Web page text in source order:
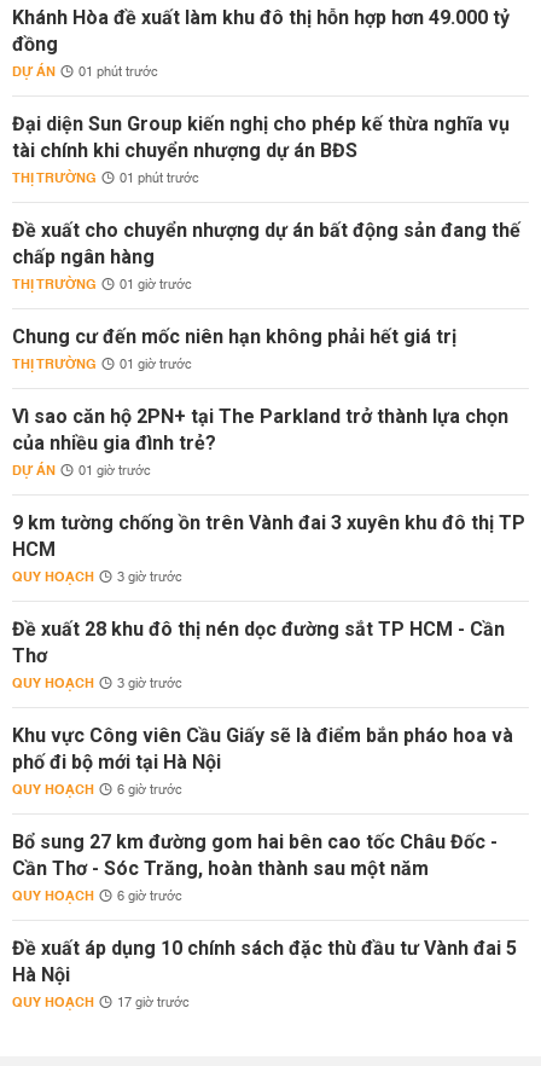
Khánh Hòa đề xuất làm khu đô thị hỗn hợp hơn 49.000 tỷ
đồng
DỰ ÁN 01 phút trước
Đại diện Sun Group kiến nghị cho phép kế thừa nghĩa vụ
tài chính khi chuyển nhượng dự án BĐS
THỊ TRƯỜNG 01 phút trước
Đề xuất cho chuyển nhượng dự án bất động sản đang thế
chấp ngân hàng
THỊ TRƯỜNG 01 giờ trước
Chung cư đến mốc niên hạn không phải hết giá trị
THỊ TRƯỜNG 01 giờ trước
Vì sao căn hộ 2PN+ tại The Parkland trở thành lựa chọn
của nhiều gia đình trẻ?
DỰ ÁN 01 giờ trước
9 km tường chống ồn trên Vành đai 3 xuyên khu đô thị TP
HCM
QUY HOẠCH 3 giờ trước
Đề xuất 28 khu đô thị nén dọc đường sắt TP HCM - Cần
Thơ
QUY HOẠCH 3 giờ trước
Khu vực Công viên Cầu Giấy sẽ là điểm bắn pháo hoa và
phố đi bộ mới tại Hà Nội
QUY HOẠCH 6 giờ trước
Bổ sung 27 km đường gom hai bên cao tốc Châu Đốc -
Cần Thơ - Sóc Trăng, hoàn thành sau một năm
QUY HOẠCH 6 giờ trước
Đề xuất áp dụng 10 chính sách đặc thù đầu tư Vành đai 5
Hà Nội
QUY HOẠCH 17 giờ trước